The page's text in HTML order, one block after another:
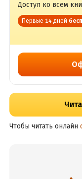
Доступ ко всем
Первые 14 дней
Чтобы читать онлайн